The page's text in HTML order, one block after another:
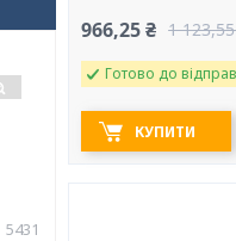
5431
966,25 ₴ 1
Готово до
КУПИТИ